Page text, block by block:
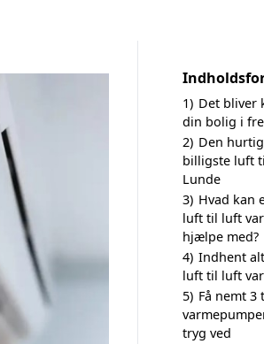
1) Det bliver
din bolig i
2) Den
billigste luft
Lunde
3) Hvad kan
luft til luft
hjælpe med?
4) Indhent
luft til luft
5) Få nemt
tryg ved